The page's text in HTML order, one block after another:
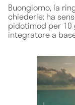
Buongiorno, la
chiederle: ha
pidotimod per 10
integratore a